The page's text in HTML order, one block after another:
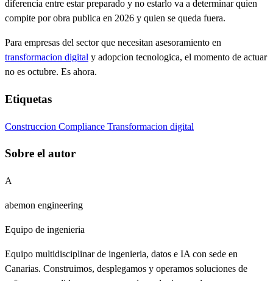
diferencia entre estar preparado y no estarlo va a determinar quien
compite por obra publica en 2026 y quien se queda fuera.
Para empresas del sector que necesitan asesoramiento en
transformacion digital y adopcion tecnologica, el momento de actuar
no es octubre. Es ahora.
Etiquetas
Construccion Compliance Transformacion digital
Sobre el autor
A
abemon engineering
Equipo de ingenieria
Equipo multidisciplinar de ingenieria, datos e IA con sede en
Canarias. Construimos, desplegamos y operamos soluciones de